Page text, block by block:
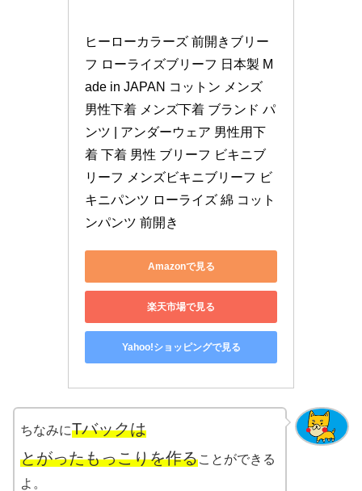
ヒーローカラーズ 前開きブリー
フ ローライズブリーフ 日本製 M
ade in JAPAN コットン メンズ
男性下着 メンズ下着 ブランド パ
ンツ | アンダーウェア 男性用下
着 下着 男性 ブリーフ ビキニブ
リーフ メンズビキニブリーフ ビ
キニパンツ ローライズ 綿 コット
ンパンツ 前開き
Amazonで見る
楽天市場で見る
Yahoo!ショッピングで見る
ちなみにTバックは
とがったもっこりを作ることができる
よ。